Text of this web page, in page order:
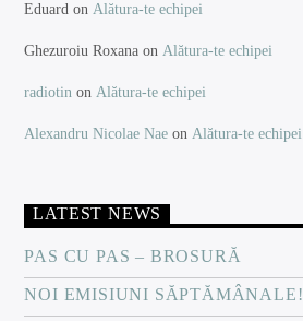
Eduard onAlătura-te echipei
Ghezuroiu Roxana onAlătura-te echipei
radiotin onAlătura-te echipei
Alexandru Nicolae Nae onAlătura-te echipei
LATEST NEWS
PAS CU PAS – BROSURĂ
NOI EMISIUNI SĂPTĂMÂNALE!